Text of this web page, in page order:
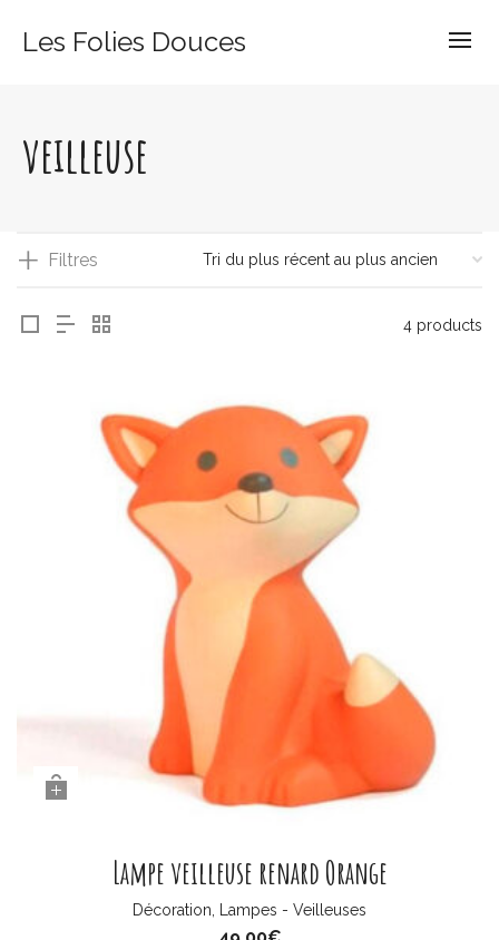
Les Folies Douces
veilleuse
Filtres
4 products
Lampe veilleuse renard Orange
Décoration Lampes - Veilleuses